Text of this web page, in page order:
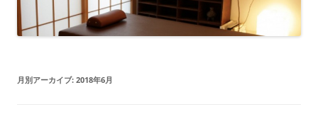
月別アーカイブ: 2018年6月